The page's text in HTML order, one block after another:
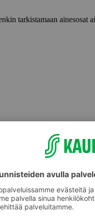
tarkistamaan ainesosat